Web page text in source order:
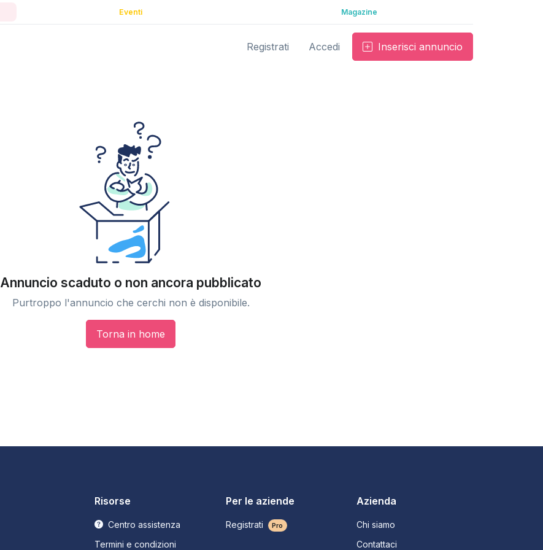
Eventi Magazine
Registrati Accedi Inserisci annuncio
Annuncio scaduto o non ancora pubblicato
Purtroppo l'annuncio che cerchi non è disponibile.
Torna in home
Risorse
Centro assistenza
Termini e condizioni
Per le aziende
Registrati Pro
Azienda
Chi siamo
Contattaci